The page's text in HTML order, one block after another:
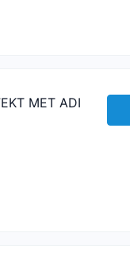
MET ADI